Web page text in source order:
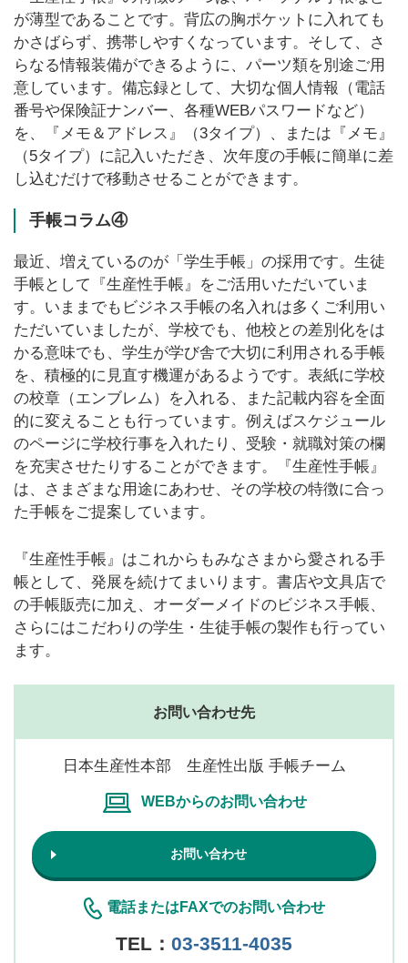
が薄型であることです。背広の胸ポケットに入れても
かさばらず、携帯しやすくなっています。そして、さ
らなる情報装備ができるように、パーツ類を別途ご用
意しています。備忘録として、大切な個人情報（電話
番号や保険証ナンバー、各種WEBパスワードなど）
を、『メモ＆アドレス』（3タイプ）、または『メモ』
（5タイプ）に記入いただき、次年度の手帳に簡単に差
し込むだけで移動させることができます。
手帳コラム④
最近、増えているのが「学生手帳」の採用です。生徒
手帳として『生産性手帳』をご活用いただいていま
す。いままでもビジネス手帳の名入れは多くご利用い
ただいていましたが、学校でも、他校との差別化をは
かる意味でも、学生が学び舎で大切に利用される手帳
を、積極的に見直す機運があるようです。表紙に学校
の校章（エンブレム）を入れる、また記載内容を全面
的に変えることも行っています。例えばスケジュール
のページに学校行事を入れたり、受験・就職対策の欄
を充実させたりすることができます。『生産性手帳』
は、さまざまな用途にあわせ、その学校の特徴に合っ
た手帳をご提案しています。
『生産性手帳』はこれからもみなさまから愛される手
帳として、発展を続けてまいります。書店や文具店で
の手帳販売に加え、オーダーメイドのビジネス手帳、
さらにはこだわりの学生・生徒手帳の製作も行ってい
ます。
お問い合わせ先
日本生産性本部 生産性出版 手帳チーム
WEBからのお問い合わせ
お問い合わせ
電話またはFAXでのお問い合わせ
TEL： 03-3511-4035